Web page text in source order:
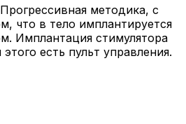
методика, с
что в тело имплантируется
Имплантация стимулятора
есть пульт управления.